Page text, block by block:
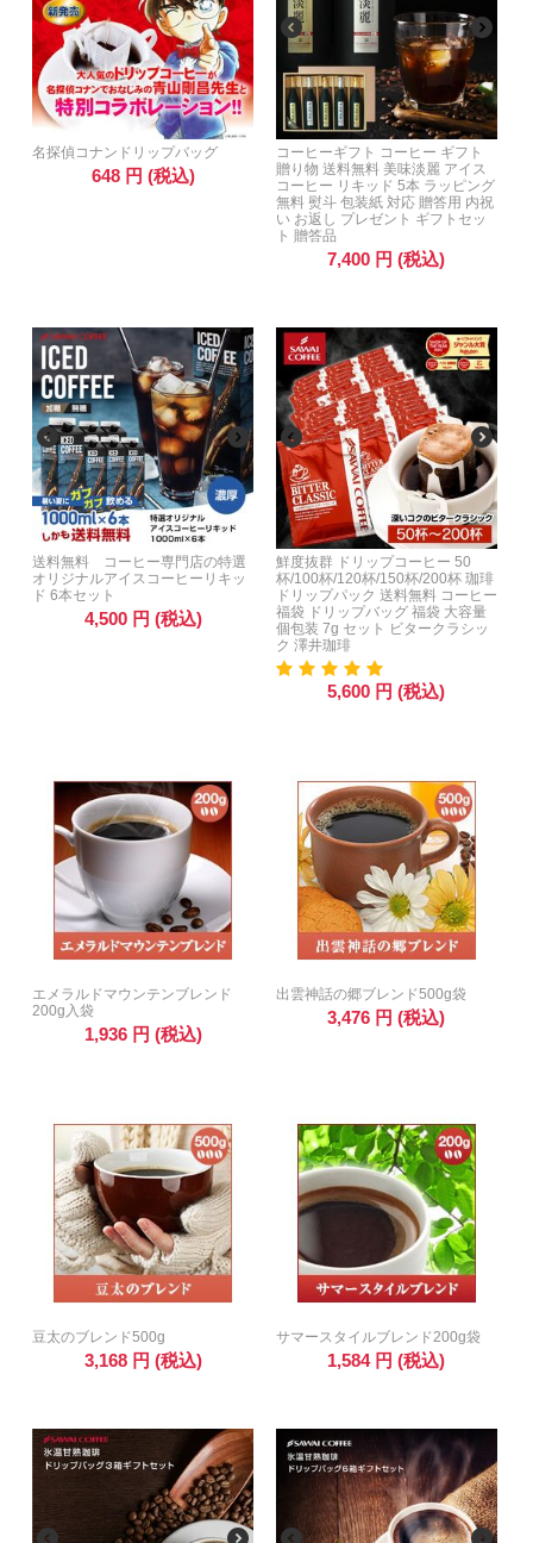
名探偵コナンドリップバッグ
648 円 (税込)
コーヒーギフト コーヒー ギフト
贈り物 送料無料 美味淡麗 アイス
コーヒー リキッド 5本 ラッピング
無料 熨斗 包装紙 対応 贈答用 内祝
い お返し プレゼント ギフトセッ
ト 贈答品
7,400 円 (税込)
送料無料 コーヒー専門店の特選
オリジナルアイスコーヒーリキッ
ド 6本セット
4,500 円 (税込)
鮮度抜群 ドリップコーヒー 50
杯/100杯/120杯/150杯/200杯 珈琲
ドリップパック 送料無料 コーヒー
福袋 ドリップバッグ 福袋 大容量
個包装 7g セット ビタークラシッ
ク 澤井珈琲
5,600 円 (税込)
エメラルドマウンテンブレンド
200g入袋
1,936 円 (税込)
出雲神話の郷ブレンド500g袋
3,476 円 (税込)
豆太のブレンド500g
3,168 円 (税込)
サマースタイルブレンド200g袋
1,584 円 (税込)